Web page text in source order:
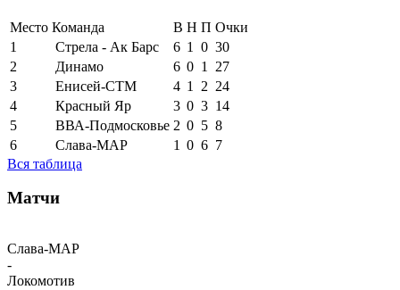
Место Команда В Н П Очки
1
Стрела - Ак Барс 6 1 0 30
2
Динамо 6 0 1
27
3
Енисей-СТМ 4 1 2 24
4
Красный Яр 3 0 3 14
5
ВВА-Подмосковье 2 0 5 8
6
Слава-МАР 1 0 6 7
Вся таблица
Матчи
Слава-МАР
-
Локомотив